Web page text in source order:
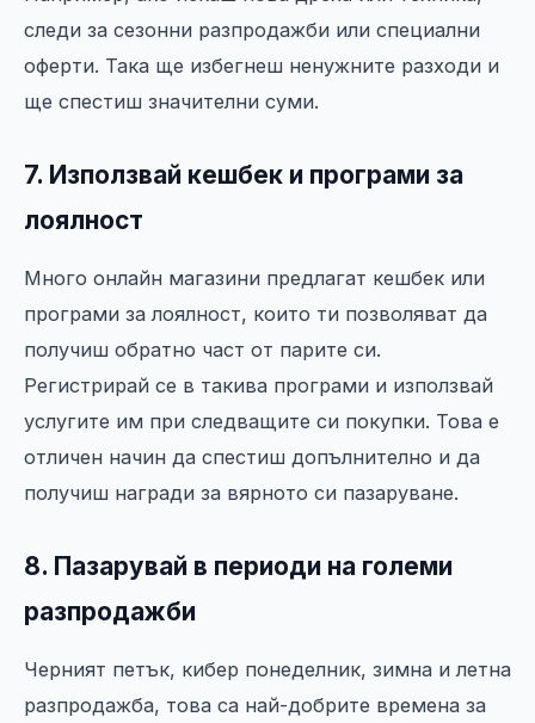
следи за сезонни разпродажби или специални
оферти. Така ще избегнеш ненужните разходи и
ще спестиш значителни суми.
7. Използвай кешбек и програми за
лоялност
Много онлайн магазини предлагат кешбек или
програми за лоялност, които ти позволяват да
получиш обратно част от парите си.
Регистрирай се в такива програми и използвай
услугите им при следващите си покупки. Това е
отличен начин да спестиш допълнително и да
получиш награди за вярното си пазаруване.
8. Пазарувай в периоди на големи
разпродажби
Черният петък, кибер понеделник, зимна и летна
разпродажба, това са най-добрите времена за